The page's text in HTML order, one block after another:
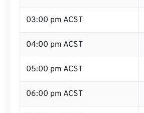
03:00 pm ACST
04:00 pm ACST
05:00 pm ACST
06:00 pm ACST